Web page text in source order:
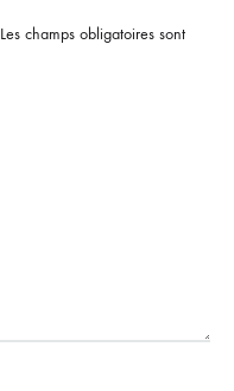
Les champs obligatoires sont